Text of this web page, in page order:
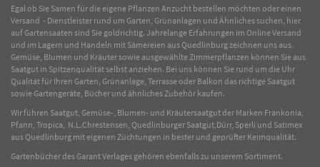
Egal ob Sie Samen für die eigene Pflanzen Anzucht bestellen möchten oder einen
Versand - Dienstleister rund um Garten, Grünanlagen und Ähnliches suchen, hier
auf Gartensaaten sind Sie goldrichtig. Jahrelange Erfahrungen im OnlineVersand
und im Lagern und Handeln mit Sämereien aus Quedlinburg zeichnen uns aus.
Gemüse, Blumen und Kräuter sowie ausgewählteZimmerpflanzen können Sie aus
Saatgut in Spitzenqualität selbst anziehen. Bei uns können Sie rund um die Uhr
Qualität für Ihren Garten, Grünanlage, Terrasse oder Balkon das richtige Saatgut
sowie Gartengeräte, Bücher und ähnliches Zubehör kaufen.
Wir führen Saatgut, Gemüse-, Blumen- und Kräutersaatgut der Marken Frankonia,
Pfann, Tropica, N.L.Chrestensen, Quedlinburger Saatgut,Dürr, Sperli und Satimex
aus Quedlinburg mit eigenen Züchtungen in bester und geprüfter Keimqualität.
Gartenbücher des Garant Verlages gehören ebenfalls zu unserem Sortiment.